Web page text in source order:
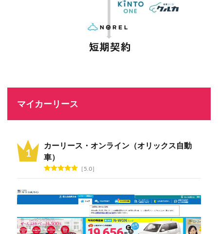
マイカーリース
カーリース・オンライン（オリックス自動
車）
5.0